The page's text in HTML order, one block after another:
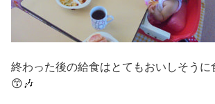
終わった後の給食はとてもおいしそうに
😙🎶